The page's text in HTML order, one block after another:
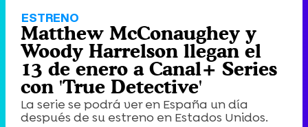
ESTRENO
Matthew McConaughey y
Woody Harrelson llegan el
13 de enero a Canal+ Series
con 'True Detective'
La serie se podrá ver en España un día
después de su estreno en Estados Unidos.